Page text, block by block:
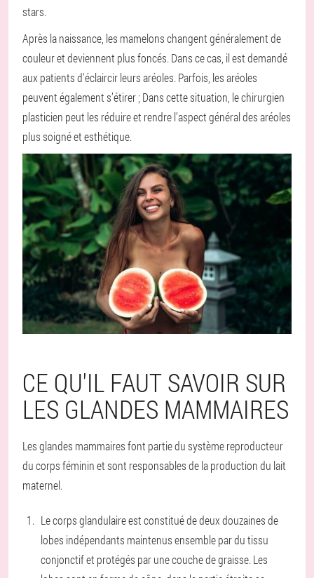
stars.
Après la naissance, les mamelons changent généralement de
couleur et deviennent plus foncés. Dans ce cas, il est demandé
aux patients d'éclaircir leurs aréoles. Parfois, les aréoles
peuvent également s’étirer ; Dans cette situation, le chirurgien
plasticien peut les réduire et rendre l’aspect général des aréoles
plus soigné et esthétique.
CE QU'IL FAUT SAVOIR SUR
LES GLANDES MAMMAIRES
Les glandes mammaires font partie du système reproducteur
du corps féminin et sont responsables de la production du lait
maternel.
Le corps glandulaire est constitué de deux douzaines de
lobes indépendants maintenus ensemble par du tissu
conjonctif et protégés par une couche de graisse. Les